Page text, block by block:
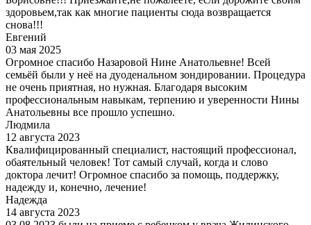
здоровьем,так как многие пациенты сюда возвращается
снова!!!
Евгений
03 мая 2025
Огромное спасибо Назаровой Нине Анатольевне! Всей
семьёй были у неё на дуоденальном зондировании. Процедура
не очень приятная, но нужная. Благодаря высоким
профессиональным навыкам, терпению и уверенности Нины
Анатольевны все прошло успешно.
Людмила
12 августа 2023
Квалифицированный специалист, настоящий профессионал,
обаятельный человек! Тот самый случай, когда и слово
доктора лечит! Огромное спасибо за помощь, поддержку,
надежду и, конечно, лечение!
Надежда
14 августа 2023